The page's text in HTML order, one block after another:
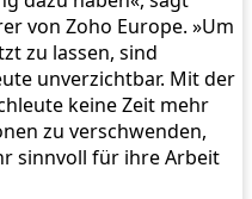
von Zoho Europe. »Um
zu lassen, sind
unverzichtbar. Mit der
keine Zeit mehr
zu verschwenden,
sinnvoll für ihre Arbeit